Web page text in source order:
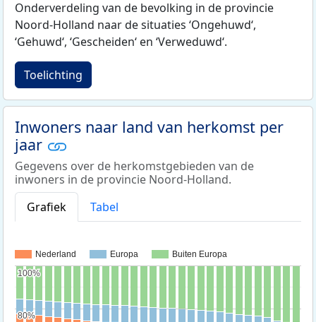
Onderverdeling van de bevolking in de provincie
Noord-Holland naar de situaties ‘Ongehuwd‘,
‘Gehuwd‘, ‘Gescheiden‘ en ‘Verweduwd‘.
Toelichting
Inwoners naar land van herkomst per
jaar
Gegevens over de herkomstgebieden van de
inwoners in de provincie Noord-Holland.
Grafiek
Tabel
Nederland Europa Buiten Europa
80%
80%
100%
100%